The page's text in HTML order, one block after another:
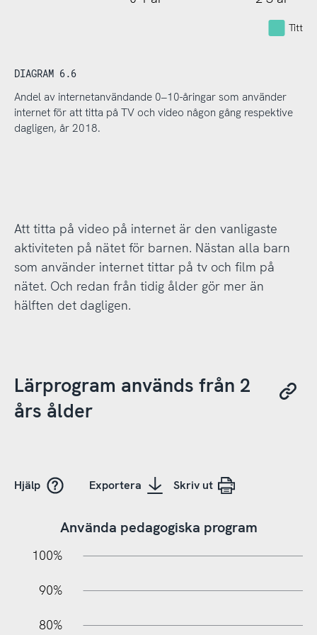
Tittar
DIAGRAM 6.6
Andel av internetanvändande 0–10-åringar som använder
internet för att titta på TV och video någon gång respektive
dagligen, år 2018.
Att titta på video på internet är den vanligaste
aktiviteten på nätet för barnen. Nästan alla barn
som använder internet tittar på tv och film på
nätet. Och redan från tidig ålder gör mer än
hälften det dagligen.
Lärprogram används från 2
års ålder
Hjälp Exportera Skriv ut
Använda pedagogiska program
100%
90%
80%